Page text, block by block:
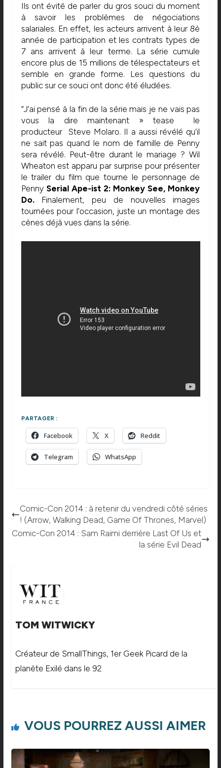
Ils ont évité de parler du gros souci du moment
à savoir les problèmes de négociations
salariales. En effet, les acteurs arrivent à leur 8è
année de participation et les contrats types de
7 ans arrivent à leur terme. La série cumule
encore plus de 15 millions de télespectateurs et
semble en grande forme. Les questions du
public sur ce souci ont donc été éludées.
“J’ai pensé à la fin de la série mais je ne vais pas
vous la dire maintenant » tease le
producteur Steve Molaro. Il a aussi révélé qu’il
ne sait pas quand le nom de famille de Penny
sera révélé. Peut-être durant le mariage ? Wil
Wheaton est apparu par surprise pour présenter
le trailer du film que tourne le personnage de
Penny Serial Ape-ist 2: Monkey See, Monkey
Do.Finalement, peu de nouvelles images
tournées pour l’occasion, juste un montage des
cènes déjà vues dans la série.
PARTAGER :
Facebook X Reddit
Telegram WhatsApp
Comic-Con 2014 : à retenir du vendredi côté séries
! (Arrow, Walking Dead, Game Of Thrones, Marvel)
Comic-Con 2014 : Sam Raimi derrière Last Of Us et
la série Evil Dead
TOM WITWICKY
Créateur de SmallThings, 1er Geek Picard de la
planète Exilé dans le 92
VOUS POURREZ AUSSI AIMER